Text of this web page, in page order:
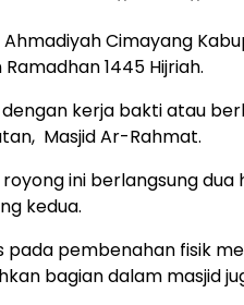
Cimayang
1445 Hijriah.
dengan kerja bakti atau
Masjid Ar-Rahmat.
ini berlangsung
kedua.
pada pembenahan fisik
bagian dalam masjid